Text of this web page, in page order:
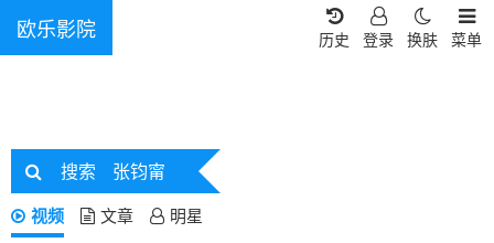
欧乐影院 菜单
换肤
登录
历史
搜索 张钧甯
视频 文章 明星